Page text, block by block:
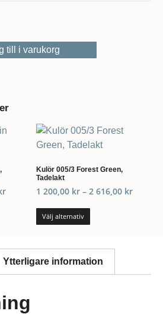
till i varukorg
Kulör 005/3 Forest Green,
Tadelakt
1 200,00 kr – 2 616,00 kr
Välj alternativ
Ytterligare information